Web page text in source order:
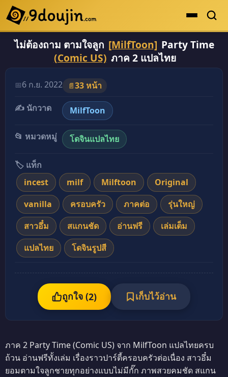
ดูเยอะสุด
คะแนนเยอะสุด
ระดับตำนาน
ยอดนิยม
เรื่องที่เก็บไว้
ไม่ต้องถาม ตามใจลูก [MilfToon] Party Time
(Comic US) ภาค 2 แปลไทย
📅6 ก.ย. 2022 📄33 หน้า
✍️ นักวาด
MilfToon
📂 หมวดหมู่ โดจินแปลไทย
🏷️ แท็ก
incest
milf Milftoon
Original
vanilla
ครอบครัว ภาคต่อ
รุ่นใหญ่
สาวอึ๋ม
สแกนชัด อ่านฟรี
เล่มเต็ม
แปลไทย
โดจินรูปสี
ถูกใจ (2) เก็บไว้อ่าน
ภาค 2 Party Time (Comic US) จาก MilfToon แปลไทยครบ
ถ้วน อ่านฟรีทั้งเล่ม เรื่องราวปาร์ตี้ครอบครัวต่อเนื่อง สาวอึ๋ม
ยอมตามใจลูกชายทุกอย่างแบบไม่มีกั๊ก ภาพสวยคมชัด สแกน